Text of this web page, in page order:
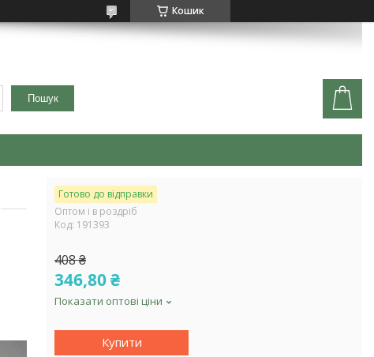
Кошик
Пошук
Готово до відправки
Оптом і в роздріб
Код: 191393
408 ₴
346,80 ₴
Показати оптові ціни
Купити